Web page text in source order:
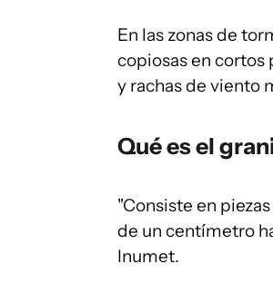
En las zonas de
copiosas en cortos
y rachas de viento
Qué es el
"Consiste en
de un centímetro
Inumet.